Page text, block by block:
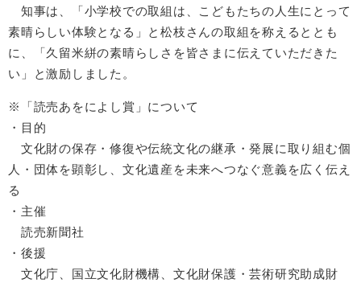
知事は、「小学校での取組は、こどもたちの人生にとって
素晴らしい体験となる」と松枝さんの取組を称えるととも
に、「久留米絣の素晴らしさを皆さまに伝えていただきた
い」と激励しました。
※「読売あをによし賞」について
・目的
文化財の保存・修復や伝統文化の継承・発展に取り組む個
人・団体を顕彰し、文化遺産を未来へつなぐ意義を広く伝え
る
・主催
​ 読売新聞社
・後援
​ 文化庁、国立文化財機構、文化財保護・芸術研究助成財